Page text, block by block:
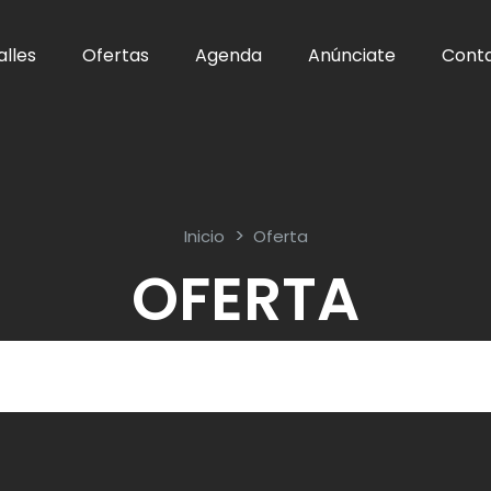
Ofertas Agenda Anúnciate
Inicio Oferta
OFERTA